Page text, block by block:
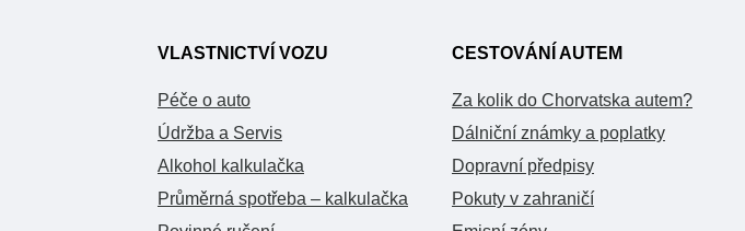
VLASTNICTVÍ VOZU
Péče o auto
Údržba a Servis
Alkohol kalkulačka
Průměrná spotřeba – kalkulačka
CESTOVÁNÍ AUTEM
Za kolik do Chorvatska autem?
Dálniční známky a poplatky
Dopravní předpisy
Pokuty v zahraničí